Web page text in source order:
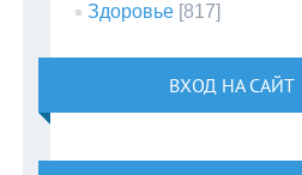
Здоровье [817]
ВХОД НА САЙТ